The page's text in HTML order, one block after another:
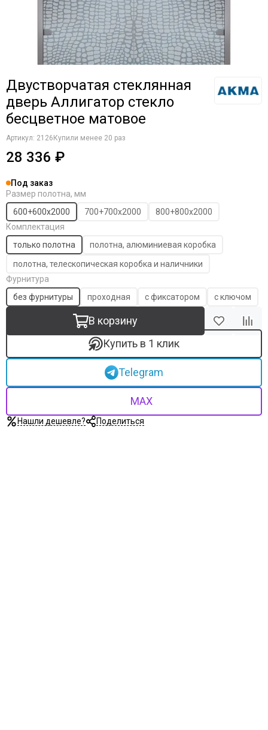
Двустворчатая стеклянная
дверь Аллигатор стекло
бесцветное матовое
Артикул: 2126 Купили менее 20 раз
28 336 ₽
Под заказ
Размер полотна, мм
600+600х2000
700+700х2000
800+800х2000
Комплектация
только полотна
полотна, алюминиевая коробка
полотна, телескопическая коробка и наличники
Фурнитура
без фурнитуры
проходная с фиксатором с ключом
В корзину
Купить в 1 клик
Telegram
MAX
Нашли дешевле? Поделиться